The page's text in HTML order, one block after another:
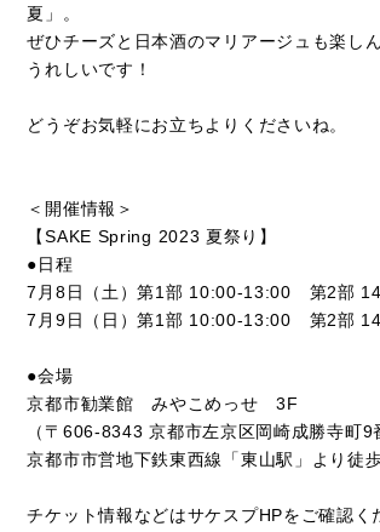
夏」。
ぜひチーズと日本酒のマリアージュも楽し
うれしいです！
どうぞお気軽にお立ちよりくださいね。
＜開催情報＞
【SAKE Spring 2023 夏祭り】
●日程
7月8日（土）第1部 10:00-13:00 第2部
7月9日（日）第1部 10:00-13:00 第2部
●会場
京都市勧業館 みやこめっせ 3F
（〒606-8343 京都市左京区岡崎成勝寺町9
京都市市営地下鉄東西線「東山駅」より徒
チケット情報などはサケスプHPをご確認く